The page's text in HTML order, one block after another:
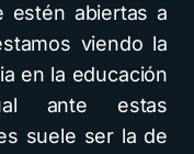
estén abiertas a
viendo la
en la educación
ante estas
suele ser la de